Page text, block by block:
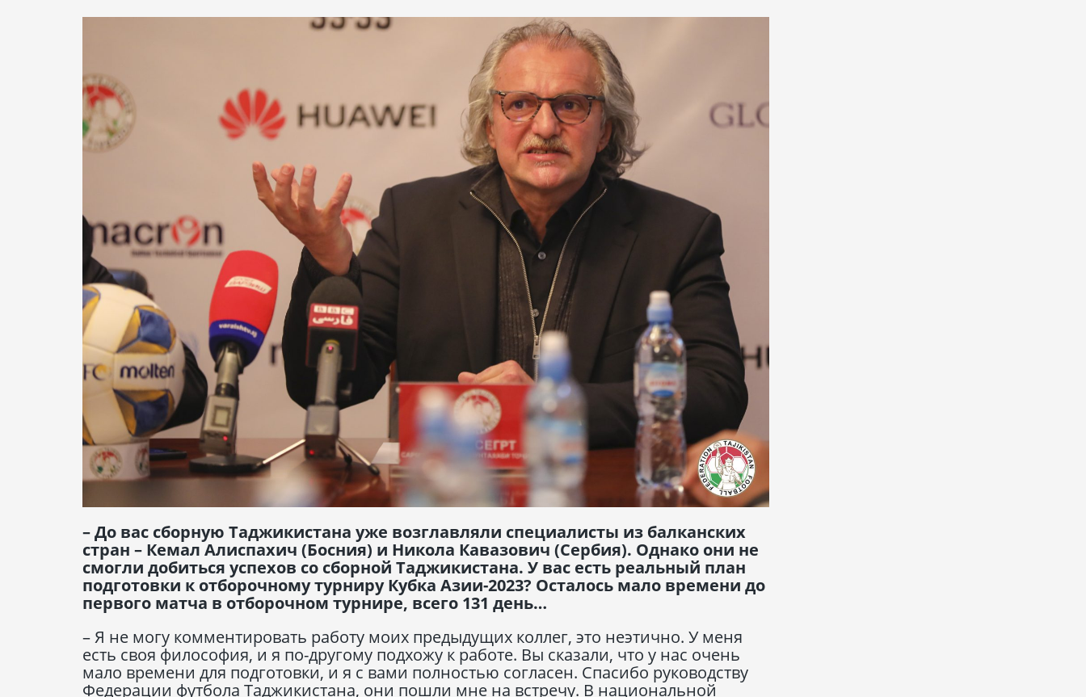
– До вас сборную Таджикистана уже возглавляли специалисты из балканских
стран – Кемал Алиспахич (Босния) и Никола Кавазович (Сербия). Однако они не
смогли добиться успехов со сборной Таджикистана. У вас есть реальный план
подготовки к отборочному турниру Кубка Азии-2023? Осталось мало времени до
первого матча в отборочном турнире, всего 131 день…
– Я не могу комментировать работу моих предыдущих коллег, это неэтично. У меня
есть своя философия, и я по-другому подхожу к работе. Вы сказали, что у нас очень
мало времени для подготовки, и я с вами полностью согласен. Спасибо руководству
Федерации футбола Таджикистана, они пошли мне на встречу. В национальной